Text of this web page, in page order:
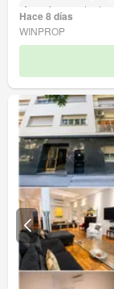
Armario empotrado
Hace 8 días
WINPROP